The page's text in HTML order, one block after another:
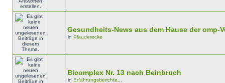
Gesundheits-News aus dem Hause der omp-
in Plauderecke
Bicomplex Nr. 13 nach Beinbruch
in Erfahrungsberichte...